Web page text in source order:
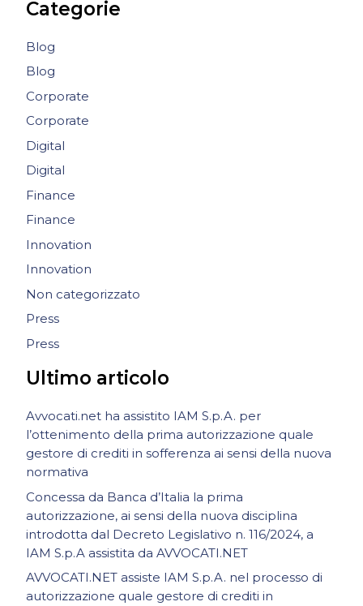
Categorie
Blog
Blog
Corporate
Corporate
Digital
Digital
Finance
Finance
Innovation
Innovation
Non categorizzato
Press
Press
Ultimo articolo
Avvocati.net ha assistito IAM S.p.A. per
l’ottenimento della prima autorizzazione quale
gestore di crediti in sofferenza ai sensi della nuova
normativa
Concessa da Banca d’Italia la prima
autorizzazione, ai sensi della nuova disciplina
introdotta dal Decreto Legislativo n. 116/2024, a
IAM S.p.A assistita da AVVOCATI.NET
AVVOCATI.NET assiste IAM S.p.A. nel processo di
autorizzazione quale gestore di crediti in